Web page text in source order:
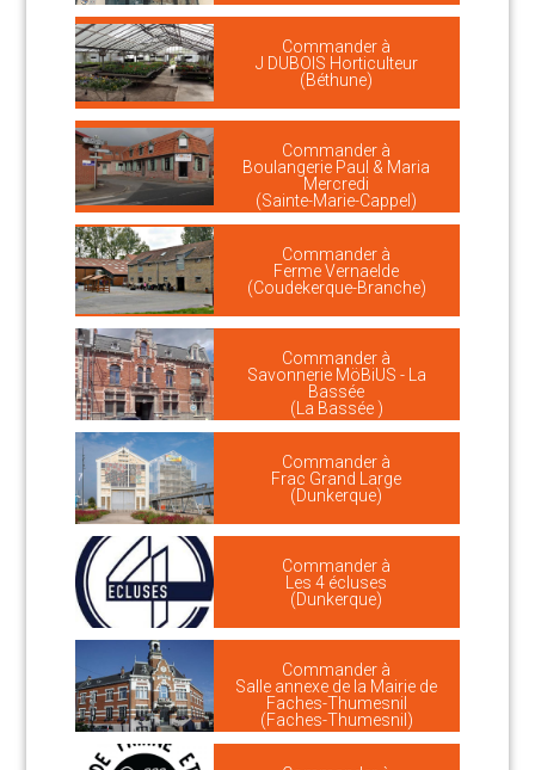
Commander à
J DUBOIS Horticulteur
(Béthune)
Commander à
Boulangerie Paul & Maria
Mercredi
(Sainte-Marie-Cappel)
Commander à
Ferme Vernaelde
(Coudekerque-Branche)
Commander à
Savonnerie MöBiUS - La
Bassée
(La Bassée )
Commander à
Frac Grand Large
(Dunkerque)
Commander à
Les 4 écluses
(Dunkerque)
Commander à
Salle annexe de la Mairie de
Faches-Thumesnil
(Faches-Thumesnil)